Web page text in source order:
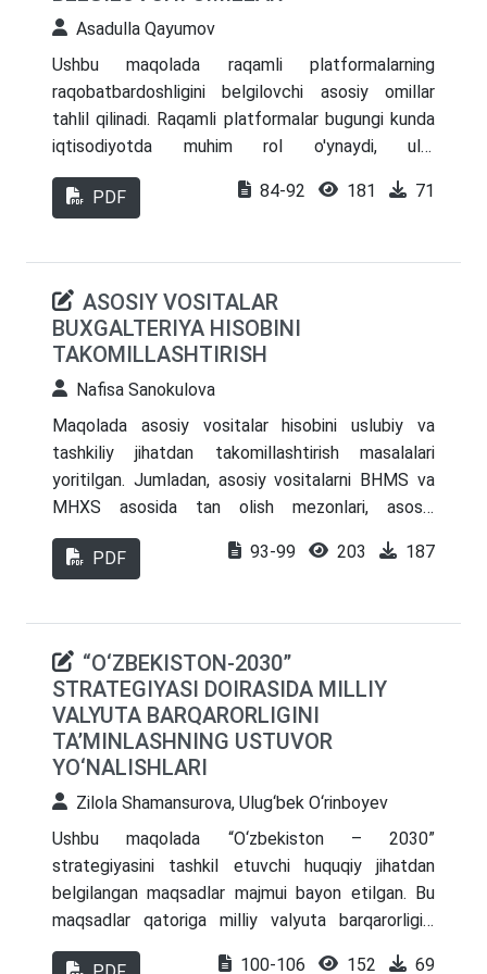
Asadulla Qayumov
Ushbu maqolada raqamli platformalarning
raqobatbardoshligini belgilovchi asosiy omillar
tahlil qilinadi. Raqamli platformalar bugungi kunda
iqtisodiyotda muhim rol o'ynaydi, ular
foydalanuvchilarga turli xizmatlar va mahsulotlarni
taqdim etib, bozorni shakllantiradi. Maqolada
strategiyasi kabi omillar raqamli platformalarning
raqobatbardoshligini oshirishga ta'sir qilishi ko'rib
chiqiladi. Shu bilan birga, maqolada raqamli
platformalarning bozordagi muvaffaqiyatiga ta'sir
etuvchi faktorlar va ularning bozor sharoitiga
moslashish usullari hamda raqobatbardoshlikni
oshirishga qaratilgan tavsiyalar keltirilgan.
Tadqiqot natijalari, raqamli platformalarni
samarali ishlash uchun zarur bo'lgan asosiy
omillarni aniqlaydi.
PDF 84-92 181 71
ASOSIY VOSITALAR
BUXGALTERIYA HISOBINI
TAKOMILLASHTIRISH
Nafisa Sanokulova
Maqolada asosiy vositalar hisobini uslubiy va
tashkiliy jihatdan takomillashtirish masalalari
yoritilgan. Jumladan, asosiy vositalarni BHMS va
MHXS asosida tan olish mezonlari, asosiy
vositalarning kirimi, turkumlanishi, chiqib ketishi,
moliyaviy hisobotlarda asosiy vositalar toʻgʻrisidagi
PDF 93-99 203 187
“O‘ZBEKISTON-2030”
STRATEGIYASI DOIRASIDA MILLIY
VALYUTA BARQARORLIGINI
TA’MINLASHNING USTUVOR
YO‘NALISHLARI
Zilola Shamansurova, Ulug‘bek O‘rinboyev
Ushbu maqolada “O‘zbekiston – 2030”
strategiyasini tashkil etuvchi huquqiy jihatdan
belgilangan maqsadlar majmui bayon etilgan. Bu
maqsadlar qatoriga milliy valyuta barqarorligini
ta’minlash, mamlakat aholisi daromadlarini oshirish,
100-106 152 69